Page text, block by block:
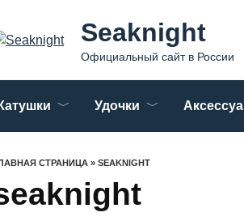
Seaknight
Официальный сайт в России
Катушки Удочки
СТРАНИЦА » SEAKNIGHT